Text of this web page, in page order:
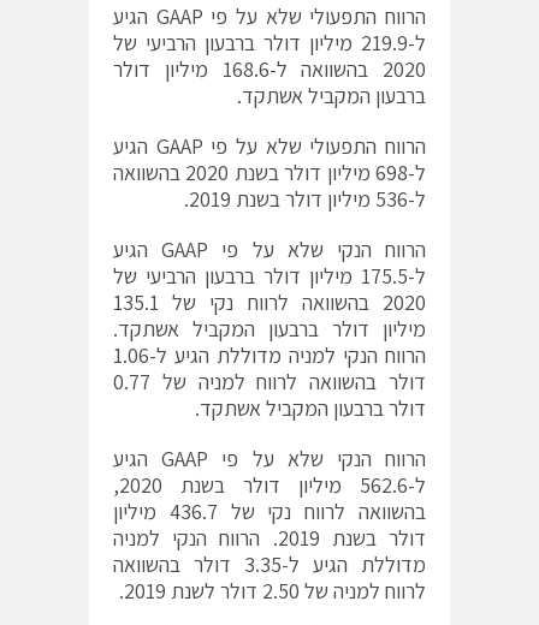
הרווח התפעולי שלא על פי GAAP הגיע
ל-219.9 מיליון דולר ברבעון הרביעי של
2020 בהשוואה ל-168.6 מיליון דולר
ברבעון המקביל אשתקד.
הרווח התפעולי שלא על פי GAAP הגיע
ל-698 מיליון דולר בשנת 2020 בהשוואה
ל-536 מיליון דולר בשנת 2019.
הרווח הנקי שלא על פי GAAP הגיע
ל-175.5 מיליון דולר ברבעון הרביעי של
2020 בהשוואה לרווח נקי של 135.1
מיליון דולר ברבעון המקביל אשתקד.
הרווח הנקי למניה מדוללת הגיע ל-1.06
דולר בהשוואה לרווח למניה של 0.77
דולר ברבעון המקביל אשתקד.
הרווח הנקי שלא על פי GAAP הגיע
ל-562.6 מיליון דולר בשנת 2020,
בהשוואה לרווח נקי של 436.7 מיליון
דולר בשנת 2019. הרווח הנקי למניה
מדוללת הגיע ל-3.35 דולר בהשוואה
לרווח למניה של 2.50 דולר לשנת 2019.